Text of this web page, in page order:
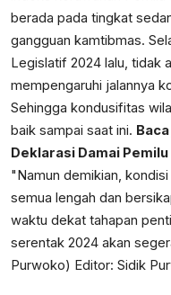
berada pada tingkat
gangguan kamtibmas.
Legislatif 2024 lalu, tidak
mempengaruhi jalannya
Sehingga kondusifitas
baik sampai saat ini.
Deklarasi Damai
"Namun demikian,
semua lengah dan
waktu dekat tahapan
serentak 2024 akan
Purwoko) Editor: Sidik